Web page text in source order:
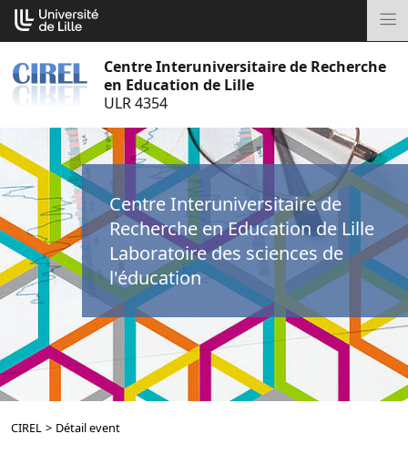
Aller
au
Centre Interuniversitaire de Recherche
en Education de Lille
ULR 4354
Centre Interuniversitaire de
Recherche en Education de Lille
Laboratoire des sciences de
l'éducation
CIREL > Détail event
Cookies management panel